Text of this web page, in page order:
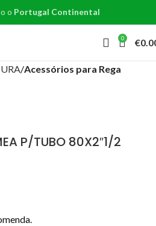
o Portugal Continental
0 €
Acessórios para Rega
P/TUBO 80X2″1/2